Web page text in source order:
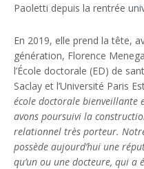
Paoletti depuis la rentrée
En 2019, elle prend la tête,
génération, Florence
l’École doctorale (ED) de
Saclay et l’Université Paris
école doctorale bienveillante
avons poursuivi la
relationnel très porteur.
possède aujourd’hui une
qu’un ou une docteure, qui a